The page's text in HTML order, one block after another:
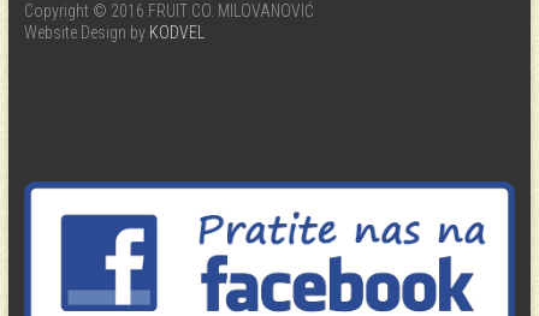
Copyright © 2016 FRUIT CO. MILOVANOVIĆ
Website Design by KODVEL